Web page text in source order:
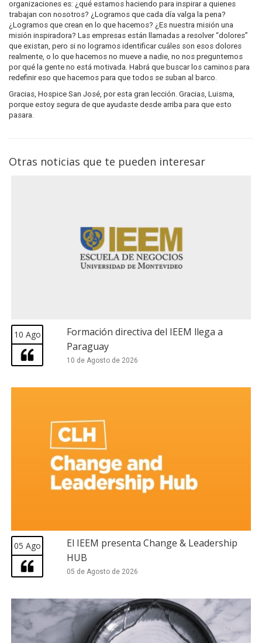
organizaciones es: ¿qué estamos haciendo para inspirar a quienes
trabajan con nosotros? ¿Logramos que cada día valga la pena?
¿Logramos que crean en lo que hacemos? ¿Es nuestra misión una
misión inspiradora? Las empresas están llamadas a resolver “dolores”
que existan, pero si no logramos identificar cuáles son esos dolores
realmente, o lo que hacemos no mueve a nadie, no nos preguntemos
por qué la gente no está motivada. Habrá que buscar los caminos para
redefinir eso que hacemos para que todos se suban al barco.
Gracias, Hospice San José, por esta gran lección. Gracias, Luisma,
porque estoy segura de que ayudaste desde arriba para que esto
pasara.
Otras noticias que te pueden interesar
10 Ago
Formación directiva del IEEM llega a
Paraguay
10 de Agosto de 2026
05 Ago
El IEEM presenta Change & Leadership
HUB
05 de Agosto de 2026